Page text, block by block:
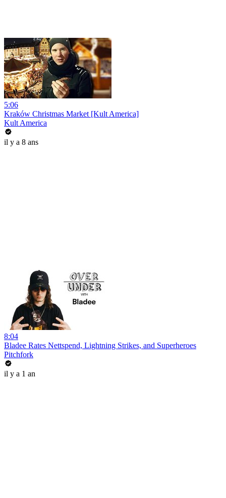
5:06
Kraków Christmas Market [Kult America]
Kult America
il y a 8 ans
8:04
Bladee Rates Nettspend, Lightning Strikes, and Superheroes
Pitchfork
il y a 1 an